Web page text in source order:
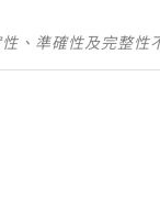
、準確性及完整性